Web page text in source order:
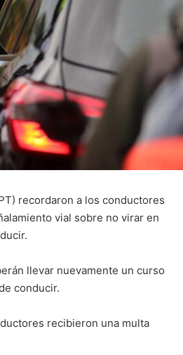
recordaron a los conductores
vial sobre no virar en
llevar nuevamente un curso
conducir.
recibieron una multa